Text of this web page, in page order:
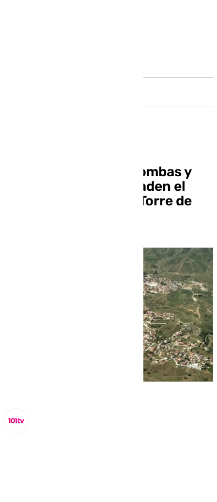
Una charanga, zambombas y
fiestas infantiles invaden el
distrito Puerto de la Torre de